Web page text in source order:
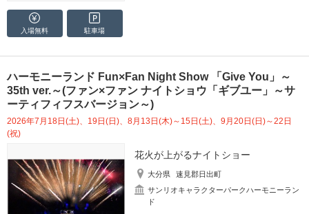
入場無料 駐車場
ハーモニーランド Fun×Fan Night Show 「Give You」～
35th ver.～(ファン×ファン ナイトショウ「ギブユー」～サ
ーティフィフスバージョン～)
2026年7月18日(土)、19日(日)、8月13日(木)～15日(土)、9月20日(日)～22日
(祝)
花火が上がるナイトショー
大分県
速見郡日出町
サンリオキャラクターパークハーモニーラン
ド